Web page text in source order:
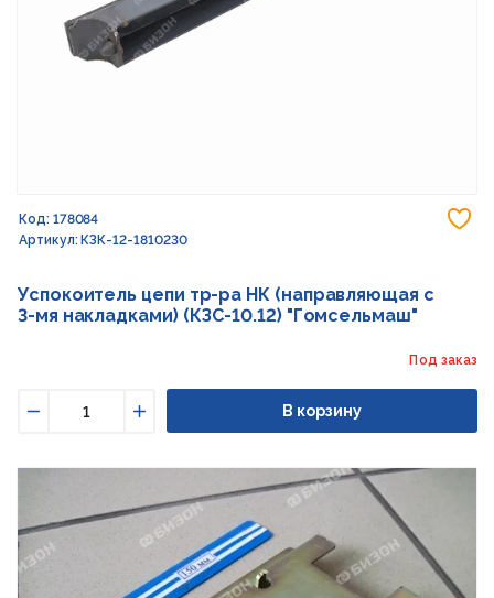
Код: 178084
Артикул: КЗК-12-1810230
Успокоитель цепи тр-ра НК (направляющая с
3-мя накладками) (КЗС-10.12) "Гомсельмаш"
Под заказ
Увеличить
В корзину